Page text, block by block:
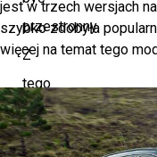
przestronny.
Z
tego
względu
warto
jest w trzech wersjach
szybko zdobyła
więcej na temat tego